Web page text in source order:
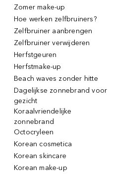
Zomer make-up
Hoe werken zelfbruiners?
Zelfbruiner aanbrengen
Zelfbruiner verwijderen
Herfstgeuren
Herfstmake-up
Beach waves zonder hitte
Dagelijkse zonnebrand voor
gezicht
Koraalvriendelijke
zonnebrand
Octocryleen
Korean cosmetica
Korean skincare
Korean make-up